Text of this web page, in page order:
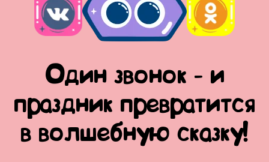
Один звонок - и
праздник превратится
в волшебную сказку!